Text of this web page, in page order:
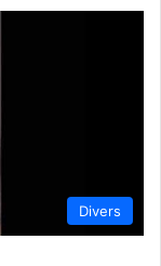
Divers